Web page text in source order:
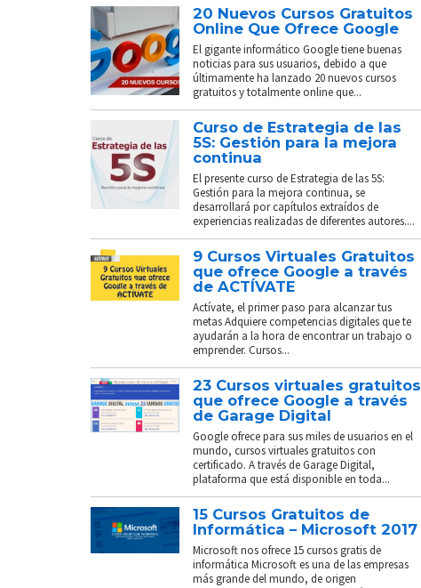
20 Nuevos Cursos Gratuitos
Online Que Ofrece Google
El gigante informático Google tiene buenas
noticias para sus usuarios, debido a que
últimamente ha lanzado 20 nuevos cursos
gratuitos y totalmente online que...
Curso de Estrategia de las
5S: Gestión para la mejora
continua
El presente curso de Estrategia de las 5S:
Gestión para la mejora continua, se
desarrollará por capítulos extraídos de
experiencias realizadas de diferentes autores....
9 Cursos Virtuales Gratuitos
que ofrece Google a través
de ACTÍVATE
Actívate, el primer paso para alcanzar tus
metas Adquiere competencias digitales que te
ayudarán a la hora de encontrar un trabajo o
emprender. Cursos...
23 Cursos virtuales gratuitos
que ofrece Google a través
de Garage Digital
Google ofrece para sus miles de usuarios en el
mundo, cursos virtuales gratuitos con
certificado. A través de Garage Digital,
plataforma que está disponible en toda...
15 Cursos Gratuitos de
Informática – Microsoft 2017
Microsoft nos ofrece 15 cursos gratis de
informática Microsoft es una de las empresas
más grande del mundo, de origen